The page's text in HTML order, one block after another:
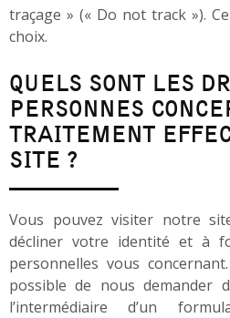
traçage » (« Do not track »).
choix.
QUELS SONT LES
PERSONNES
TRAITEMENT
SITE ?
Vous pouvez visiter notre
décliner votre identité et à
personnelles vous
possible de nous demander
l’intermédiaire d’un